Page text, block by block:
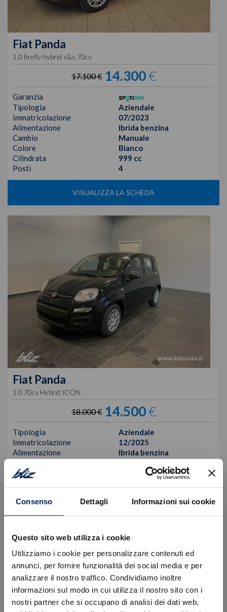
Consenso Dettagli Informazioni sui cookie
Questo sito web utilizza i cookie
Utilizziamo i cookie per personalizzare contenuti ed
annunci, per fornire funzionalità dei social media e per
analizzare il nostro traffico. Condividiamo inoltre
informazioni sul modo in cui utilizza il nostro sito con i
nostri partner che si occupano di analisi dei dati web,
Fiat Panda
1.0 firefly hybrid s&s 70cv
17.100 € 14.300€
Garanzia
Tipologia
Aziendale
Immatricolazione
07/2023
Alimentazione
Ibrida benzina
Cambio
Manuale
Colore
Bianco
Cilindrata
999 cc
Posti
4
VISUALIZZA LA SCHEDA
Fiat Panda
1.0 70cv Hybrid ICON
18.000 € 14.500€
Tipologia
Aziendale
Immatricolazione
12/2025
Alimentazione
Ibrida benzina
Colore
VISUALIZZA LA SCHEDA